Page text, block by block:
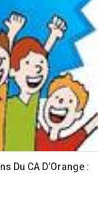
Du CA D’Orange :